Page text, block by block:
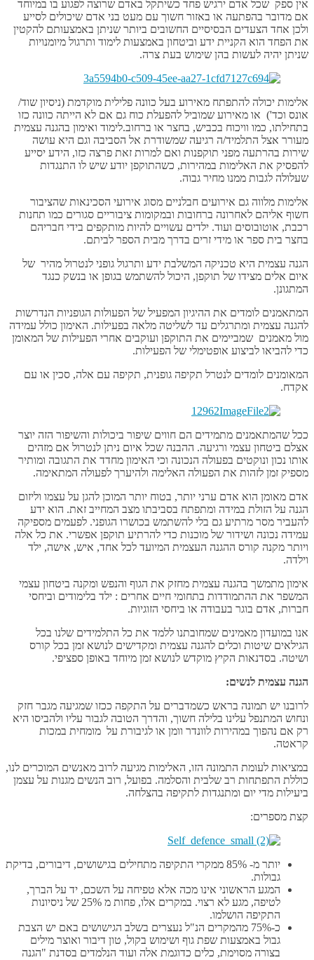
אין ספק שכל אדם ירגיש פחד כשיתקל באדם שרוצה לפגוע בו במיוחד
אם מדובר בהפתעה או באזור חשוך עם מעט בני אדם שיכולים לסייע
ולכן אחד הצעדים הבסיסיים החשובים ביותר שניתן באמצעותם להקטין
את הפחד הוא הקניית ידע וביטחון באמצעות לימוד ותרגול מיומנויות
שניתן יהיה לעשות בהן שימוש בעת צרה.
אלימות יכולה להתפתח מאירוע בעל כוונה פלילית מוקדמת (ניסיון שוד/
אונס וכד') או מאירוע שמוביל להפעלת כוח גם אם לא הייתה כוונה כזו
בתחילתו, כמו וויכוח בכביש, בחצר או ברחוב.לימוד ואימון בהגנה עצמית
מעורר אצל התלמיד/ה רגיעה שמשודרת אל הסביבה וגם היא עושה
שירות בהרתעה מפני תוקפנות ואם למרות זאת פרצה כזו, הידע יסייע
להפסיק את האלימות במהירות, כשהתוקפן יודע שיש לו התנגדות
שעלולה לגבות ממנו מחיר גבוה.
אלימות מלווה גם אירועים חבלניים מסוג אירועי הסכינאות שהציבור
חשוף אליהם לאחרונה ברחובות ובמקומות ציבוריים סגורים כמו תחנות
רכבת, אוטובוסים ועוד. ילדים עשויים להיות מותקפים בידי חבריהם
בחצר בית ספר או מידי זרים בדרך מבית הספר לביתם.
הגנה עצמית היא טכניקה המשלבת ידע ותרגול גופני לנטרול מהיר של
איום אלים מצידו של תוקפן, היכול להשתמש בגופן או בנשק כנגד
המתגונן.
המתאמנים לומדים את ההיגיון המפעיל של הפעולות הגופניות הנדרשות
להגנה עצמית ומתרגלים עד לשליטה מלאה בפעילות. האימון כולל עמידה
מול מאמנים שמביימים את התוקפן ועוקבים אחרי הפעילות של המאומן
כדי להביאו לביצוע אופטימלי של הפעילות.
המאומנים לומדים לנטרל תקיפה גופנית, תקיפה עם אלה, סכין או עם
אקדח.
ככל שהמתאמנים מתמידים הם חווים שיפור ביכולות והשיפור הזה יוצר
אצלם ביטחון עצמי ורגיעה. ההבנה שכל איום ניתן לנטרול אם מזהים
אותו נכון ונוקטים בפעולה הנכונה וכי האימון מחדד את התגובה ומותיר
מספיק זמן לזהות את הפעולה האלימה ולהיערך לפעולה המתאימה.
אדם מאומן הוא אדם ערני יותר, בטוח יותר המוכן להגן על עצמו וליזום
הגנה על הזולת במידה ומתפתח בסביבתו מצב המחייב זאת. הוא ידע
להעביר מסר מרתיע גם בלי להשתמש בכושרו הגופני. לפעמים מספיקה
עמידה נכונה ושידור של מוכנות כדי להרתיע תוקפן אפשרי. את כל אלה
ויותר מקנה קורס ההגנה העצמית המיועד לכל אחד, איש, אישה, ילד
וילדה.
אימון מתמשך בהגנה עצמית מחזק את הגוף והנפש ומקנה ביטחון עצמי
המשפר את ההתמודדות בתחומי חיים אחרים : ילד בלימודים וביחסי
חברות, אדם בוגר בעבודה או ביחסי הזוגיות.
אנו במועדון מאמינים שמחובתנו ללמד את כל התלמידים שלנו בכל
הגילאים שיטות וכלים להגנה עצמית ומקדישים לנושא זמן בכל קורס
ושיטה. בסדנאות הקיץ מוקדש לנושא זמן מיוחד באופן ספציפי.
הגנה עצמית לנשים:
לרובנו יש תמונה בראש כשמדברים על התקפה ככזו שמגיעה מגבר חזק
ונחוש המתנפל עלינו בלילה חשוך, והדרך הטובה לגבור עליו ולהביסו היא
רק אם נהפוך במהירות לוונדר וומן או לגיבורת על מומחית במכות
קראטה.
במציאות לעומת התמונה הזו, האלימות מגיעה לרוב מאנשים המוכרים לנו,
כוללת התפתחות רב שלבית והסלמה. בפועל, רוב הנשים מגנות על עצמן
ביעילות מדי יום ומתנגדות לתקיפה בהצלחה.
קצת מספרים:
יותר מ- 85% ממקרי התקיפה מתחילים בגישושים, דיבורים, בדיקת
גבולות.
המגע הראשוני אינו מכה אלא טפיחה על השכם, יד על הברך,
לטיפה, מגע לא רצוי. במקרים אלו, פחות מ 25% של ניסיונות
התקיפה הושלמו.
כ-75% מהמקרים הנ"ל נעצרים בשלב הגישושים באם יש הצבת
גבול באמצעות שפת גוף ושימוש בקול, טון דיבור ואוצר מילים
בצורה מסוימת, כלים כדוגמת אלה ועוד הנלמדים בסדנת "הגנה